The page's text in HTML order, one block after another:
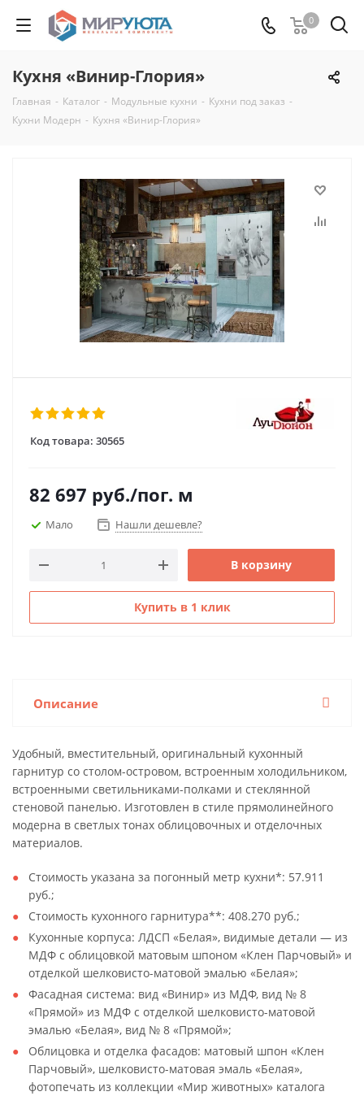
0
Кухня «Винир-Глория»
Главная - Каталог - Модульные кухни - Кухни под заказ -
Кухни Модерн - Кухня «Винир-Глория»
Код товара: 30565
82 697 руб./пог. м
Мало Нашли дешевле?
В корзину
Купить в 1 клик
Описание
Удобный, вместительный, оригинальный кухонный
гарнитур со столом-островом, встроенным холодильником,
встроенными светильниками-полками и стеклянной
стеновой панелью. Изготовлен в стиле прямолинейного
модерна в светлых тонах облицовочных и отделочных
материалов.
Стоимость указана за погонный метр кухни*: 57.911
руб.;
Стоимость кухонного гарнитура**: 408.270 руб.;
Кухонные корпуса: ЛДСП «Белая», видимые детали — из
МДФ с облицовкой матовым шпоном «Клен Парчовый» и
отделкой шелковисто-матовой эмалью «Белая»;
Фасадная система: вид «Винир» из МДФ, вид № 8
«Прямой» из МДФ с отделкой шелковисто-матовой
эмалью «Белая», вид № 8 «Прямой»;
Облицовка и отделка фасадов: матовый шпон «Клен
Парчовый», шелковисто-матовая эмаль «Белая»,
фотопечать из коллекции «Мир животных» каталога